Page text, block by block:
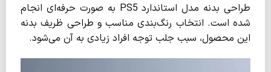
طراحی بدنه مدل استاندارد PS5 به صورت حرفه‌ای انجام
شده است. انتخاب رنگ‌بندی مناسب و طراحی ظریف بدنه
این محصول، سبب جلب توجه افراد زیادی به آن می‌شود.